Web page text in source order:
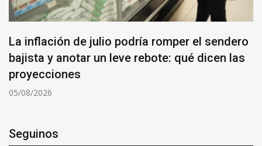
La inflación de julio podría romper el sendero
bajista y anotar un leve rebote: qué dicen las
proyecciones
05/08/2026
Seguinos